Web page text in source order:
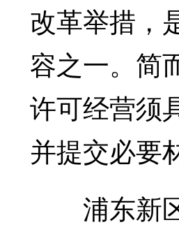
改革举措，
容之一。简
许可经营须
并提交必要
浦东新区